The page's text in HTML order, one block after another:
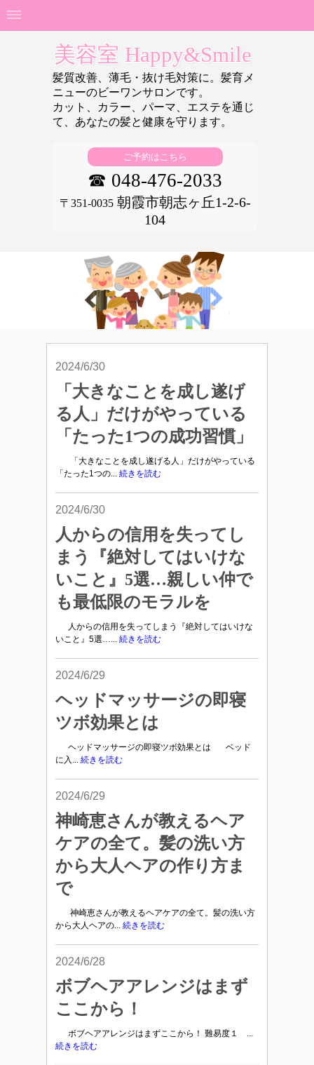
美容室 Happy&Smile
髪質改善、薄毛・抜け毛対策に。髪育メ
ニューのビーワンサロンです。
カット、カラー、パーマ、エステを通じ
て、あなたの髪と健康を守ります。
ご予約はこちら
☎ 048-476-2033
〒351-0035朝霞市朝志ヶ丘1-2-6-
104
2024/6/30
「大きなことを成し遂げ
る人」だけがやっている
「たった1つの成功習慣」
「大きなことを成し遂げる人」だけがやっている
「たった1つの... 続きを読む
2024/6/30
人からの信用を失ってし
まう『絶対してはいけな
いこと』5選…親しい仲で
も最低限のモラルを
人からの信用を失ってしまう『絶対してはいけな
いこと』5選…... 続きを読む
2024/6/29
ヘッドマッサージの即寝
ツボ効果とは
ヘッドマッサージの即寝ツボ効果とは ベッド
に入... 続きを読む
2024/6/29
神崎恵さんが教えるヘア
ケアの全て。髪の洗い方
から大人ヘアの作り方ま
で
神崎恵さんが教えるヘアケアの全て。髪の洗い方
から大人ヘアの... 続きを読む
2024/6/28
ボブヘアアレンジはまず
ここから！
ボブヘアアレンジはまずここから！ 難易度１ ...
続きを読む